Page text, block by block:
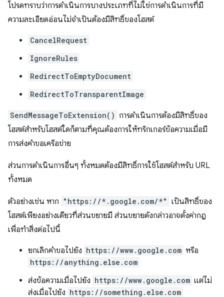
โปรดทราบว่าการดำเนินการบางประเภทที่ไม่ใช่การดำเนินการที่มี
ความละเอียดอ่อนไม่จำเป็นต้องมีสิทธิ์ของโฮสต์
CancelRequest
IgnoreRules
RedirectToEmptyDocument
RedirectToTransparentImage
SendMessageToExtension() การดำเนินการต้องมีสิทธิ์ของ
โฮสต์สำหรับโฮสต์ใดก็ตามที่คุณต้องการให้ทริกเกอร์ข้อความเมื่อมี
การส่งคำขอเครือข่าย
ส่วนการดำเนินการอื่นๆ ทั้งหมดต้องมีสิทธิ์การใช้โฮสต์สำหรับ URL
ทั้งหมด
ตัวอย่างเช่น หาก "https://*.google.com/*" เป็นสิทธิ์ของ
โฮสต์เพียงอย่างเดียวที่ส่วนขยายมี ส่วนขยายดังกล่าวอาจตั้งค่ากฎ
เพื่อทำสิ่งต่อไปนี้
ยกเลิกคำขอไปยัง https://www.google.com หรือ
https://anything.else.com
ส่งข้อความเมื่อไปยัง https://www.google.com แต่ไม่
ส่งเมื่อไปยัง https://something.else.com